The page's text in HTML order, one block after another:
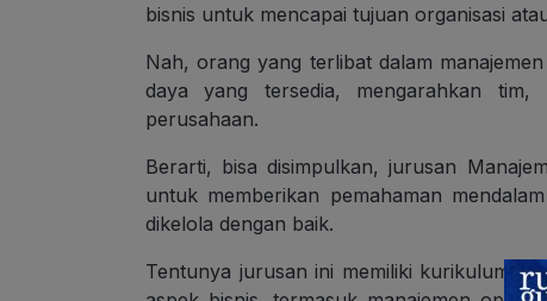
bisnis untuk mencapai tujuan organisasi
Nah, orang yang terlibat dalam
daya yang tersedia, mengarahkan tim,
perusahaan.
Berarti, bisa disimpulkan, jurusan
untuk memberikan pemahaman
dikelola dengan baik.
Tentunya jurusan ini memiliki kurikulum